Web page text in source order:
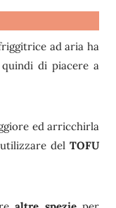
ad aria ha
di piacere a
ed arricchirla
del TOFU